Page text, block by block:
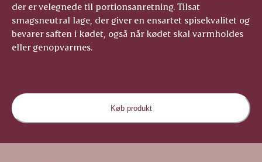
der er velegnede til portionsanretning. Tilsat
smagsneutral lage, der giver en ensartet spisekvalitet og
bevarer saften i kødet, også når kødet skal varmholdes
eller genopvarmes.
Køb produkt